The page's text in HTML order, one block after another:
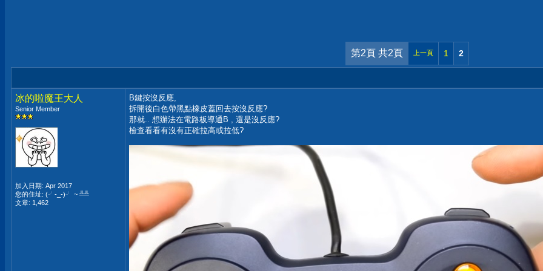
第2頁 共2頁 上一頁 1 2
冰的啦魔王大人
Senior Member
加入日期: Apr 2017
您的住址: (╯-_-)╯ ~ ╩╩
文章: 1,462
B鍵按沒反應,
拆開後白色帶黑點橡皮蓋回去按沒反應?
那就.. 想辦法在電路板導通B , 還是沒反應?
檢查看看有沒有正確拉高或拉低?